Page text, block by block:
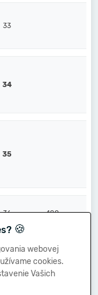
33
34
35
36 480
37
🍪
webovej
cookies.
Vašich